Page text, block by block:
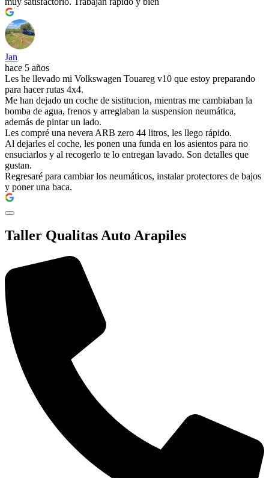
Jan
hace 5 años
Les he llevado mi Volkswagen Touareg v10 que estoy preparando
para hacer rutas 4x4.
Me han dejado un coche de sistitucion, mientras me cambiaban la
bomba de agua, frenos y arreglaban la suspension neumática,
además de pintar un lado.
Les compré una nevera ARB zero 44 litros, les llego rápido.
Al dejarles el coche, les ponen una funda en los asientos para no
ensuciarlos y al recogerlo te lo entregan lavado. Son detalles que
gustan.
Regresaré para cambiar los neumáticos, instalar protectores de bajos
y poner una baca.
Taller Qualitas Auto Arapiles